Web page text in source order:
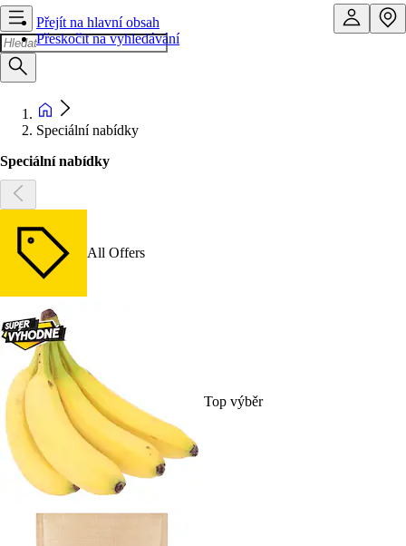
Přejít na hlavní obsah
Přeskočit na vyhledávání
Speciální nabídky
Speciální nabídky
All Offers
Top výběr